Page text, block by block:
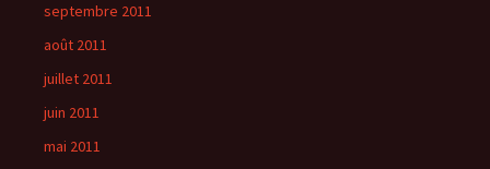
septembre 2011
août 2011
juillet 2011
juin 2011
mai 2011